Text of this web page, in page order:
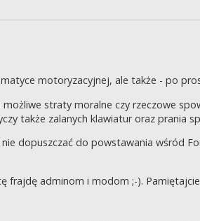
motoryzacyjnej, ale także - po
straty moralne czy rzeczowe
także zalanych klawiatur oraz prania
dopuszczać do powstawania wśród
frajdę adminom i modom ;-).